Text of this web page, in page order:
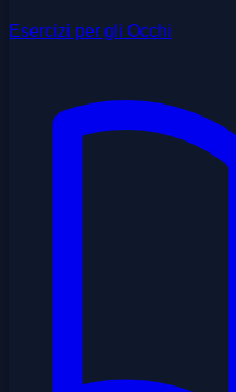
Esercizi per gli Occhi